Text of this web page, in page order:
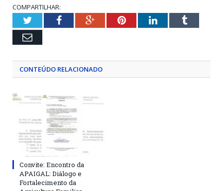
COMPARTILHAR:
TwitterFacebookGoogle+PinterestLinkedInTumblr
Email
CONTEÚDO RELACIONADO
Convite: Encontro da
APAIGAL: Diálogo e
Fortalecimento da